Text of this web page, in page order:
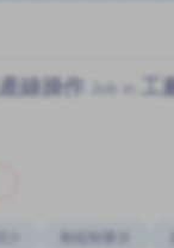
產線操作 工廠
無經驗要求